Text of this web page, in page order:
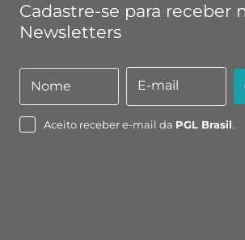
Cadastre-se para receber
Newsletters
Nome
Nome
mail
E-mail
Aceito receber e-mail da PGL Brasil.